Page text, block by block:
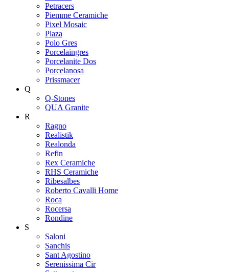
Petracers
Piemme Ceramiche
Pixel Mosaic
Plaza
Polo Gres
Porcelaingres
Porcelanite Dos
Porcelanosa
Prissmacer
Q
Q-Stones
QUA Granite
R
Ragno
Realistik
Realonda
Refin
Rex Ceramiche
RHS Ceramiche
Ribesalbes
Roberto Cavalli Home
Roca
Rocersa
Rondine
S
Saloni
Sanchis
Sant Agostino
Serenissima Cir